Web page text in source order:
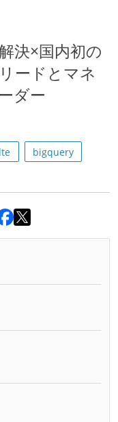
決×国内初の
ードとマネ
ダー
bigquery